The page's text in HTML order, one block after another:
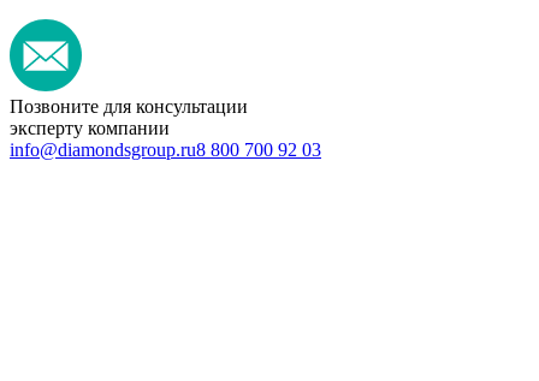
Позвоните для консультации
эксперту компании
info@diamondsgroup.ru8 800 700 92 03